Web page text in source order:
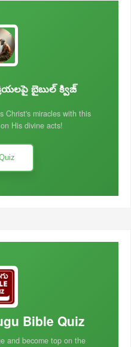
బైబుల్ క్విజ్
Christ's miracles with this
His divine acts!
Bible Quiz
and become top on the